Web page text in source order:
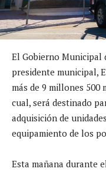
El Gobierno Municipal
presidente municipal,
más de 9 millones 500
cual, será destinado
adquisición de
equipamiento de los
Esta mañana durante